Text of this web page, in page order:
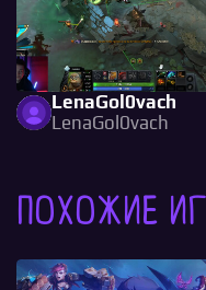
LenaGol0vach
LenaGol0vach
Похожие